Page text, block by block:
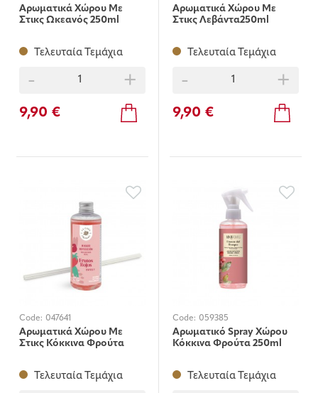
Αρωματικά Χώρου Με
Στικς Ωκεανός 250ml
Τελευταία Τεμάχια
- +
9,90 €
Αρωματικά Χώρου Με
Στικς Λεβάντα250ml
Τελευταία Τεμάχια
- +
9,90 €
Code: 047641
Αρωματικά Χώρου Με
Στικς Κόκκινα Φρούτα
Τελευταία Τεμάχια
Code: 059385
Αρωματικό Spray Χώρου
Κόκκινα Φρούτα 250ml
Τελευταία Τεμάχια